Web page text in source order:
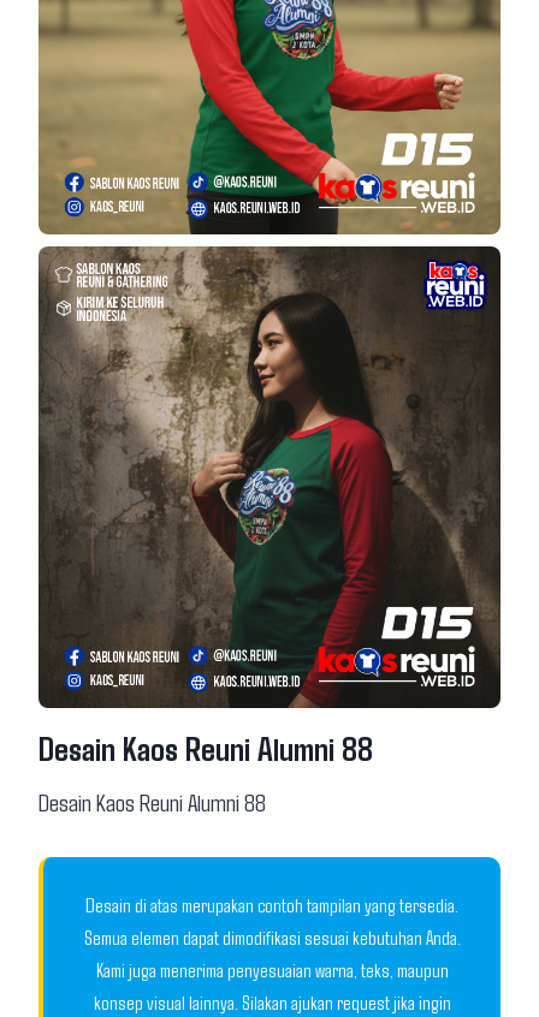
Desain Kaos Reuni Alumni 88
Desain Kaos Reuni Alumni 88
Desain di atas merupakan contoh tampilan yang tersedia.
Semua elemen dapat dimodifikasi sesuai kebutuhan Anda.
Kami juga menerima penyesuaian warna, teks, maupun
konsep visual lainnya. Silakan ajukan request jika ingin